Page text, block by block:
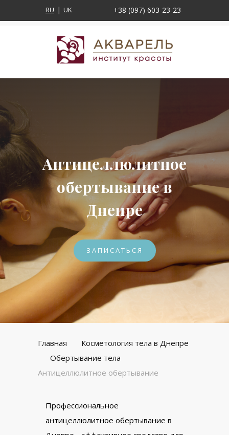
RU UK +38 (097) 603-23-23
Антицеллюлитное
обертывание в
Днепре
ЗАПИСАТЬСЯ
Главная
Косметология тела в Днепре
Обертывание тела
Антицеллюлитное обертывание
Профессиональное
антицеллюлитное обертывание в